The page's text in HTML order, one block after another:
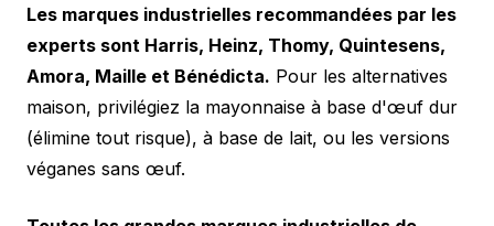
Les marques industrielles recommandées par les
experts sont Harris, Heinz, Thomy, Quintesens,
Amora, Maille et Bénédicta. Pour les alternatives
maison, privilégiez la mayonnaise à base d'œuf dur
(élimine tout risque), à base de lait, ou les versions
véganes sans œuf.